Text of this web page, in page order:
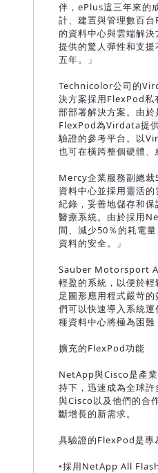
伴，ePlus這三年來的
計、建置與管理數百
的資料中心與雲端解
提供的驚人彈性和支
五年。」
Technicolor公司的
決方案採用FlexPod私
部部署解決方案。由
FlexPod為Virdata提
驗證的參考平台。以
也可在橫跨整個硬體
Mercy企業服務副總
資料中心並採用靈活
紀錄，妥善地儲存和
醫療系統。由於採用
間、減少50％的耗電
資料的安全。」
Sauber Motorsport
輕盈的系統，以便於
足圖形應用程式嚴苛
們可以快速導入系統
種資料中心將極為困難
擴充的FlexPod功能
NetApp與Cisco是產
持下，迅速成為全球
與Cisco以及他們的合
斷增長的新需求。
具驗證的FlexPod是專
•採用NetApp All